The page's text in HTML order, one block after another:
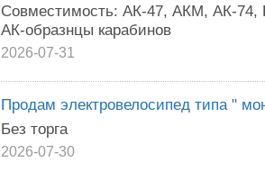
Совместимость: АК-47, АКМ, АК-
АК-образнцы карабинов
2026-07-31
Продам электровелосипед типа "
Без торга
2026-07-30